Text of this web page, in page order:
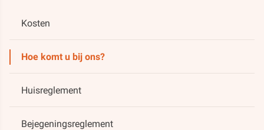
Kosten
Hoe komt u bij ons?
Huisreglement
Bejegeningsreglement